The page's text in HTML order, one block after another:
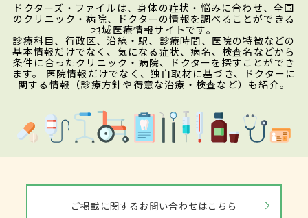
ドクターズ・ファイルは、身体の症状・悩みに合わせ、全国
のクリニック・病院、ドクターの情報を調べることができる
地域医療情報サイトです。
診療科目、行政区、沿線・駅、診療時間、医院の特徴などの
基本情報だけでなく、気になる症状、病名、検査名などから
条件に合ったクリニック・病院、ドクターを探すことができ
ます。 医院情報だけでなく、独自取材に基づき、ドクターに
関する情報（診療方針や得意な治療・検査など）も紹介。
ご掲載に関するお問い合わせはこちら